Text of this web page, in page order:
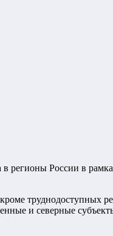
России в
и северные